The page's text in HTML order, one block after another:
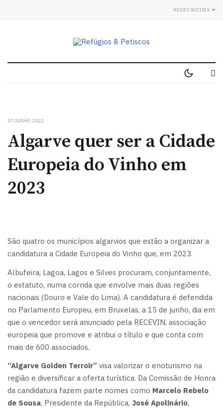
REDES SOCIAIS
07 JUNHO 2022
Algarve quer ser a Cidade
Europeia do Vinho em
2023
São quatro os municípios algarvios que estão a organizar a
candidatura a Cidade Europeia do Vinho que, em 2023.
Albufeira, Lagoa, Lagos e Silves procuram, conjuntamente,
o estatuto, numa corrida que envolve mais duas regiões
nacionais (Douro e Vale do Lima). A candidatura é defendida
no Parlamento Europeu, em Bruxelas, a 15 de junho, dia em
que o vencedor será anunciado pela RECEVIN, associação
europeia que promove e atribui o título e que conta com
mais de 600 associados.
“Algarve Golden Terroir” visa valorizar o enoturismo na
região e diversificar a oferta turística. Da Comissão de Honra
da candidatura fazem parte nomes como Marcelo Rebelo
de Sousa, Presidente da República, José Apolinário,